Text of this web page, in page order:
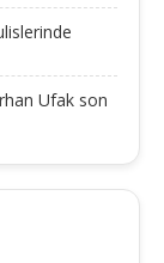
Ufak son